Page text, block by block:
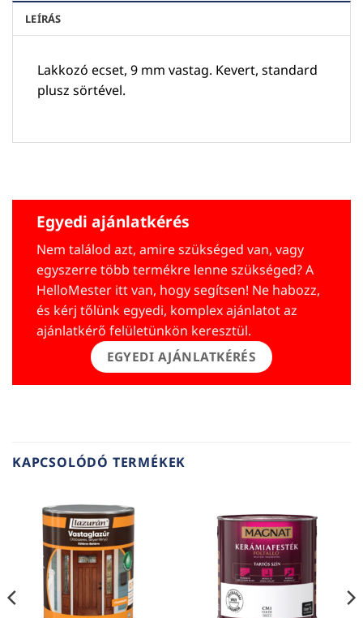
LEÍRÁS
Lakkozó ecset, 9 mm vastag. Kevert, standard
plusz sörtével.
Egyedi ajánlatkérés
Nem találod azt, amire szükséged van, vagy
egyszerre több termékre lenne szükséged? A
HelloMester itt van, hogy segítsen! Ne habozz,
és kérj tőlünk egyedi, komplex ajánlatot az
ajánlatkérő felületünkön keresztül.
EGYEDI AJÁNLATKÉRÉS
KAPCSOLÓDÓ TERMÉKEK